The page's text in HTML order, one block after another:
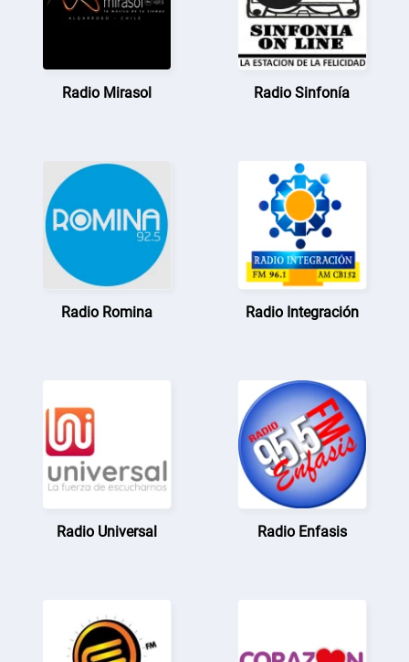
Radio Mirasol Radio Sinfonía
Radio Romina Radio Integración
Radio Universal Radio Enfasis